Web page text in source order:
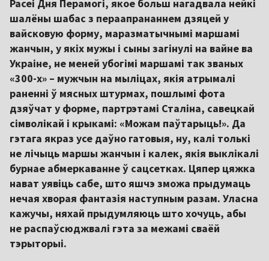
Расеі Дня Перамогі, якое больш нагадвала нейкі
шалёны шабас з пераапрананнем дзяцей у
вайсковую форму, маразматычнымі маршамі
жанчын, у якіх мужы і сыны загінулі на вайне ва
Украіне, не меней убогімі маршамі так званых
«300-х» – мужчын на мыліцах, якія атрымалі
раненні ў мясных штурмах, пошлымі фота
дзяўчат у форме, партрэтамі Сталіна, савецкай
сімволікай і крыкамі: «Можам паўтарыць!». Да
гэтага якраз усе даўно гатовыя, ну, калі толькі
не лічыць маршы жанчын і калек, якія выклікалі
бурнае абмеркаванне ў сацсетках. Цяпер цяжка
нават уявіць сабе, што яшчэ зможа прыдумаць
нечая хворая фантазія наступным разам. Уласна
кажучы, няхай прыдумляюць што хочуць, абы
не распаўсюджвалі гэта за межамі сваёй
тэрыторыі.